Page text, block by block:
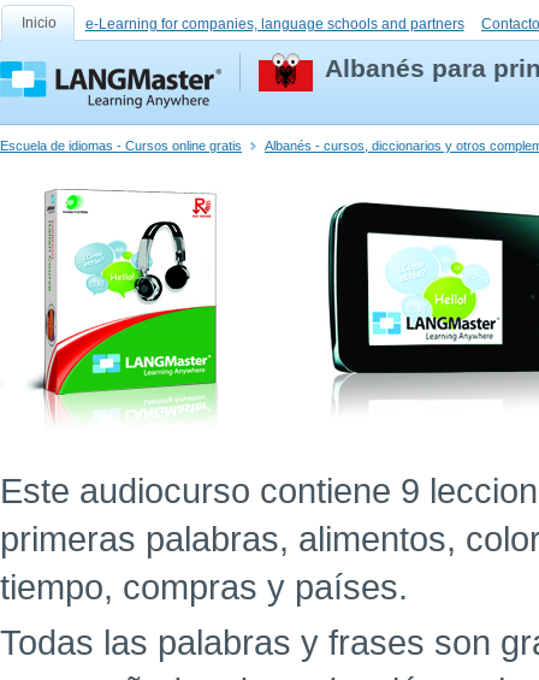
Inicio e-Learning for companies, language schools and partners Contacto
Albanés para
Escuela de idiomas - Cursos online gratis Albanés - cursos, diccionarios y otros
Este audiocurso contiene 9
primeras palabras, alimentos,
tiempo, compras y países.
Todas las palabras y frases son